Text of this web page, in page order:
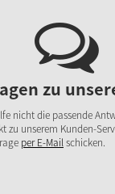
zu
nicht die passende
zu unserem Kunden-
per E-Mailschicken.